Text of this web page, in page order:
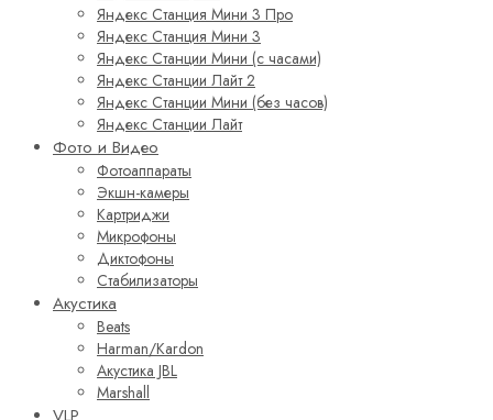
Яндекс Станция Мини 3 Про
Яндекс Станция Мини 3
Яндекс Станции Мини (с часами)
Яндекс Станции Лайт 2
Яндекс Станции Мини (без часов)
Яндекс Станции Лайт
Фото и Видео
Фотоаппараты
Экшн-камеры
Картриджи
Микрофоны
Диктофоны
Стабилизаторы
Акустика
Beats
Harman/Kardon
Акустика JBL
Marshall